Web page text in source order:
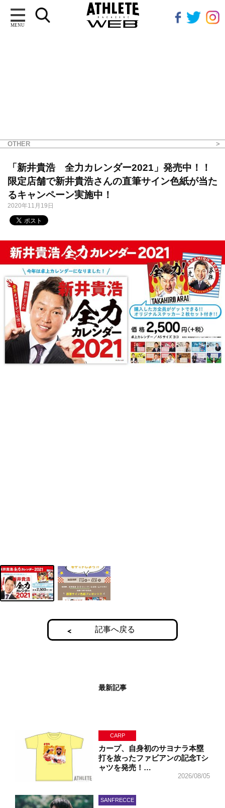
MENU
OTHER
「新井貴浩 全力カレンダー2021」発売中！！
限定店舗で新井貴浩さんの直筆サイン色紙が当た
るキャンペーン実施中！
2020年11月19日
記事へ戻る
最新記事
CARP
カープ、自身初のサヨナラ本塁
打を放ったファビアンの記念Tシ
ャツを発売！…
2026/08/05
SANFRECCE